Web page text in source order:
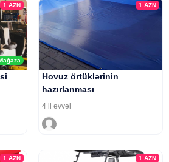
1AZN 1 AZN
Hovuz örtüklərinin
hazırlanması
4 il əvvəl
1AZN 1 AZN